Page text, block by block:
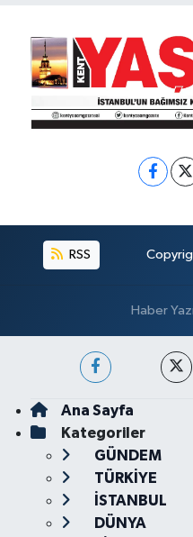
RSS
Haber
Ana Sayfa
Kategoriler
GÜNDEM
TÜRKİYE
İSTANBUL
DÜNYA